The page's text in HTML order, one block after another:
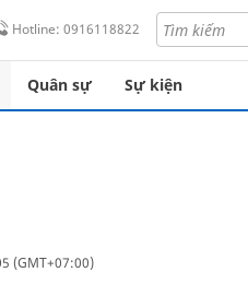
Hotline: 0916118822
Quân sự Sự kiện
(GMT+07:00)